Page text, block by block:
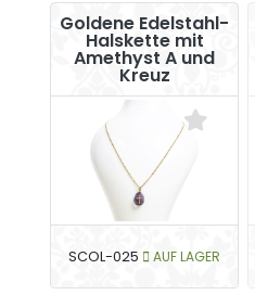
Goldene Edelstahl-
Halskette mit
Amethyst A und
Kreuz
SCOL-025 AUF LAGER